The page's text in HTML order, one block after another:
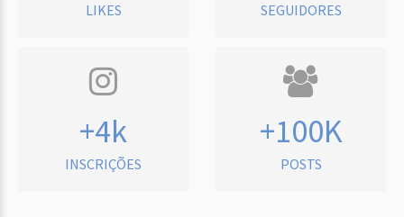
LIKES SEGUIDORES
+4k
INSCRIÇÕES
+100K
POSTS